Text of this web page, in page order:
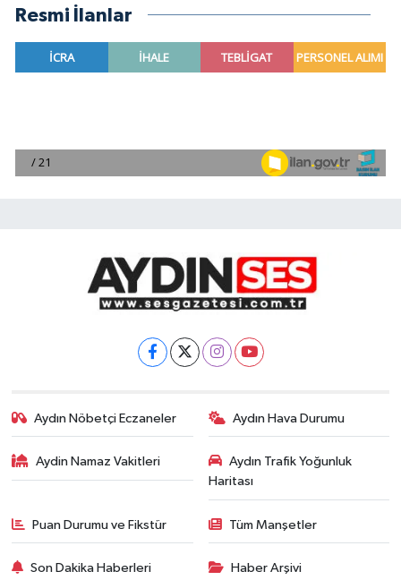
Resmi İlanlar
Aydın Nöbetçi Eczaneler Aydın Hava Durumu
Aydin Namaz Vakitleri
Aydın Trafik Yoğunluk
Haritası
Puan Durumu ve Fikstür Tüm Manşetler
Son Dakika Haberleri Haber Arşivi